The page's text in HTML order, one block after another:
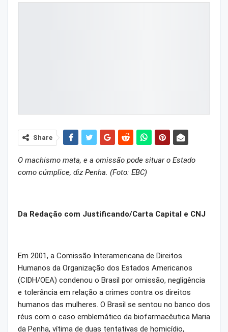
Share
O machismo mata, e a omissão pode situar o Estado
como cúmplice, diz Penha. (Foto: EBC)
Da Redação com Justificando/Carta Capital e CNJ
Em 2001, a Comissão Interamericana de Direitos
Humanos da Organização dos Estados Americanos
(CIDH/OEA) condenou o Brasil por omissão, negligência
e tolerância em relação a crimes contra os direitos
humanos das mulheres. O Brasil se sentou no banco dos
réus com o caso emblemático da biofarmacêutica Maria
da Penha, vítima de duas tentativas de homicídio,